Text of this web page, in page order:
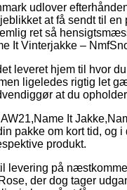
udlover
at få sendt til
ret så
It Vinterjakke –
leveret hjem til hvor
ligeledes rigtig let
at du
It
pakke om kort tid, og
produkt.
levering på
der dog tager